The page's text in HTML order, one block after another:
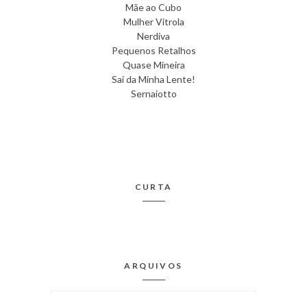
Mãe ao Cubo
Mulher Vitrola
Nerdiva
Pequenos Retalhos
Quase Mineira
Sai da Minha Lente!
Sernaiotto
CURTA
ARQUIVOS